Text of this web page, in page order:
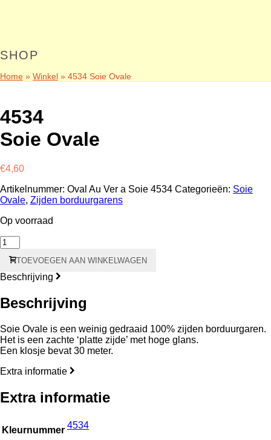
SHOP
Home » Winkel » 4534 Soie Ovale
4534
Soie Ovale
€4,60
Artikelnummer: Oval Au Ver a Soie 4534 Categorieën: Soie
Ovale, Zijden borduurgarens
Op voorraad
4534
Soie
Ovale
aantal
TOEVOEGEN AAN WINKELWAGEN
Beschrijving
Beschrijving
Soie Ovale is een weinig gedraaid 100% zijden borduurgaren.
Het is een zachte ‘platte zijde’ met hoge glans.
Een klosje bevat 30 meter.
Extra informatie
Extra informatie
Kleurnummer 4534